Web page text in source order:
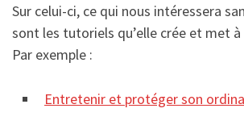
Sur celui-ci, ce qui nous intéressera
sont les tutoriels qu’elle crée et met
Par exemple :
Entretenir et protéger son